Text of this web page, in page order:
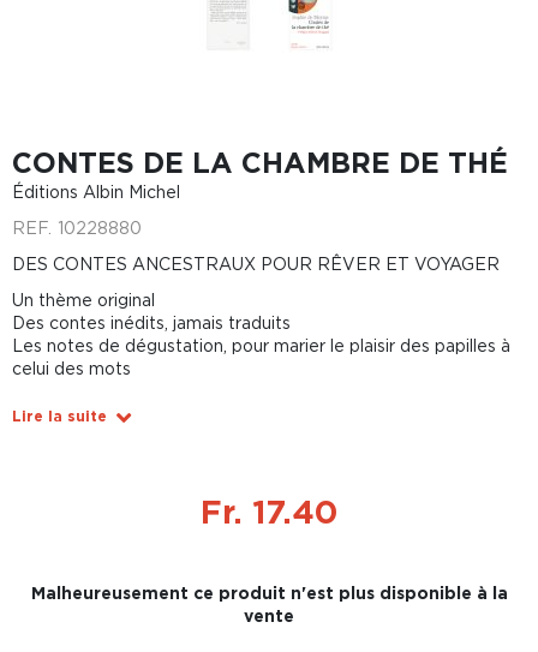
CONTES DE LA CHAMBRE DE THÉ
Éditions Albin Michel
REF. 10228880
DES CONTES ANCESTRAUX POUR RÊVER ET VOYAGER
Un thème original
Des contes inédits, jamais traduits
Les notes de dégustation, pour marier le plaisir des papilles à
celui des mots
Lire la suite
Fr. 17.40
Malheureusement ce produit n'est plus disponible à la
vente